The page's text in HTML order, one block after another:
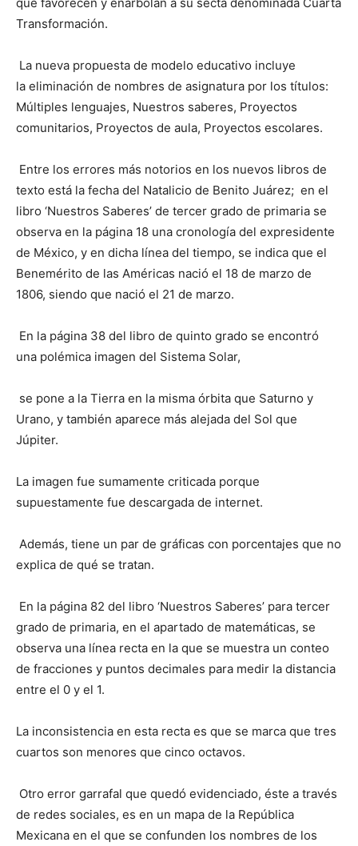
Transformación.
La nueva propuesta de modelo educativo incluye
la eliminación de nombres de asignatura por los títulos:
Múltiples lenguajes, Nuestros saberes, Proyectos
comunitarios, Proyectos de aula, Proyectos escolares.
Entre los errores más notorios en los nuevos libros de
texto está la fecha del Natalicio de Benito Juárez; en el
libro ‘Nuestros Saberes’ de tercer grado de primaria se
observa en la página 18 una cronología del expresidente
de México, y en dicha línea del tiempo, se indica que el
Benemérito de las Américas nació el 18 de marzo de
1806, siendo que nació el 21 de marzo.
En la página 38 del libro de quinto grado se encontró
una polémica imagen del Sistema Solar,
se pone a la Tierra en la misma órbita que Saturno y
Urano, y también aparece más alejada del Sol que
Júpiter.
La imagen fue sumamente criticada porque
supuestamente fue descargada de internet.
Además, tiene un par de gráficas con porcentajes que no
explica de qué se tratan.
En la página 82 del libro ‘Nuestros Saberes’ para tercer
grado de primaria, en el apartado de matemáticas, se
observa una línea recta en la que se muestra un conteo
de fracciones y puntos decimales para medir la distancia
entre el 0 y el 1.
La inconsistencia en esta recta es que se marca que tres
cuartos son menores que cinco octavos.
Otro error garrafal que quedó evidenciado, éste a través
de redes sociales, es en un mapa de la República
Mexicana en el que se confunden los nombres de los